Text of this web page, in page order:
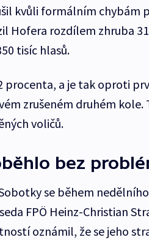
kvůli formálním chybám
Hofera rozdílem zhruba
tisíc hlasů.
procenta, a je tak oproti
zrušeném druhém kole.
voličů.
bez
se během
FPÖ Heinz-Christian
oznámil, že se jeho